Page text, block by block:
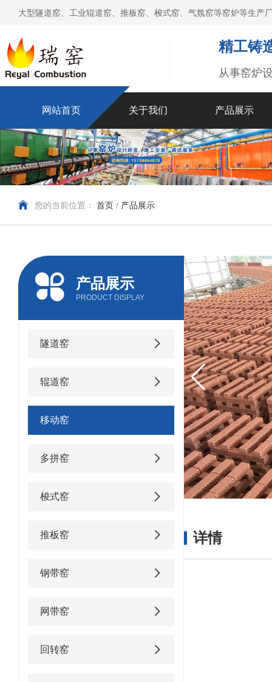
大型隧道窑、工业辊道窑、推板窑、梭式窑、气氛窑等窑炉等生产
精工铸
从事窑炉
网站首页 关于我们 产品展示
您的当前位置： 首页 / 产品展示
产品展示
PRODUCT DISPLAY
隧道窑
辊道窑
移动窑
多拼窑
梭式窑
推板窑
钢带窑
网带窑
回转窑
详情